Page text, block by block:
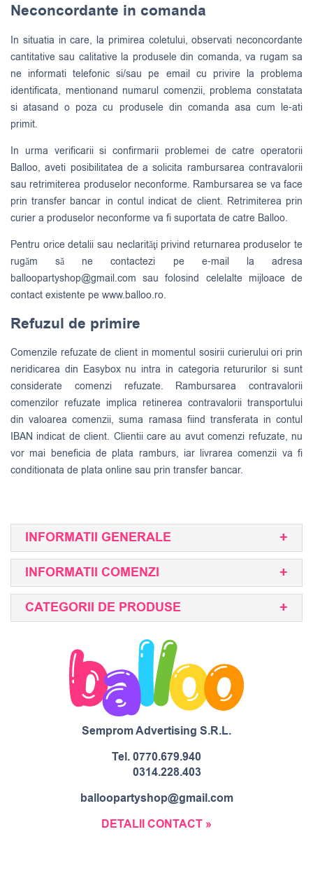
Neconcordante in comanda
In situatia in care, la primirea coletului, observati neconcordante
cantitative sau calitative la produsele din comanda, va rugam sa
ne informati telefonic si/sau pe email cu privire la problema
identificata, mentionand numarul comenzii, problema constatata
si atasand o poza cu produsele din comanda asa cum le-ati
primit.
In urma verificarii si confirmarii problemei de catre operatorii
Balloo, aveti posibilitatea de a solicita rambursarea contravalorii
sau retrimiterea produselor neconforme. Rambursarea se va face
prin transfer bancar in contul indicat de client. Retrimiterea prin
curier a produselor neconforme va fi suportata de catre Balloo.
Pentru orice detalii sau neclarităţi privind returnarea produselor te
rugăm să ne contactezi pe e-mail la adresa
balloopartyshop@gmail.com sau folosind celelalte mijloace de
contact existente pe www.balloo.ro.
Refuzul de primire
Comenzile refuzate de client in momentul sosirii curierului ori prin
neridicarea din Easybox nu intra in categoria retururilor si sunt
considerate comenzi refuzate. Rambursarea contravalorii
comenzilor refuzate implica retinerea contravalorii transportului
din valoarea comenzii, suma ramasa fiind transferata in contul
IBAN indicat de client. Clientii care au avut comenzi refuzate, nu
vor mai beneficia de plata ramburs, iar livrarea comenzii va fi
conditionata de plata online sau prin transfer bancar.
INFORMATII GENERALE
INFORMATII COMENZI
CATEGORII DE PRODUSE
Semprom Advertising S.R.L.
Tel.0770.679.940
0314.228.403
balloopartyshop@gmail.com
DETALII CONTACT »